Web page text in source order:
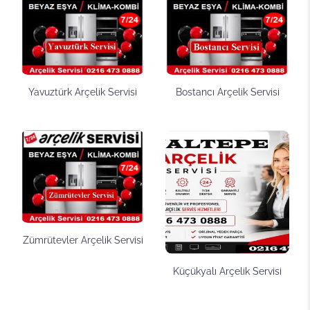
Yavuztürk Arçelik Servisi Bostancı Arçelik Servisi
Zümrütevler Arçelik Servisi
Küçükyalı Arçelik Servisi